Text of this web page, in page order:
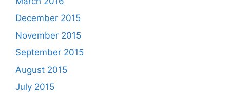
December 2015
November 2015
September 2015
August 2015
July 2015